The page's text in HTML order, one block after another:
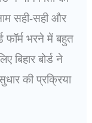
सही-सही और
फॉर्म भरने में बहुत
बिहार बोर्ड ने
की प्रक्रिया